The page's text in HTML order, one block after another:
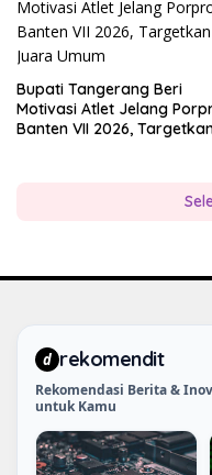
Bupati Tangerang Beri
Motivasi Atlet Jelang
Banten VII 2026,
d rekomendit
Rekomendasi Berita &
untuk Kamu